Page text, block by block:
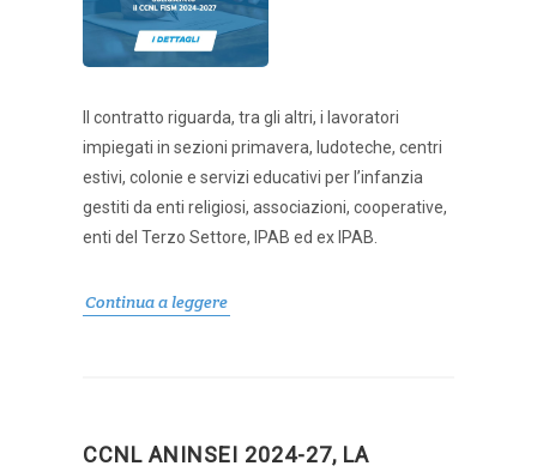
Il contratto riguarda, tra gli altri, i lavoratori
impiegati in sezioni primavera, ludoteche, centri
estivi, colonie e servizi educativi per l’infanzia
gestiti da enti religiosi, associazioni, cooperative,
enti del Terzo Settore, IPAB ed ex IPAB.
Continua a leggere
CCNL ANINSEI 2024-27, LA